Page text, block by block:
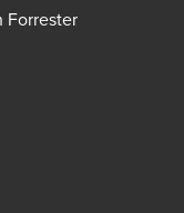
Forrester